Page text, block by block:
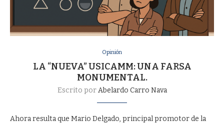
Opinión
LA “NUEVA” USICAMM: UNA FARSA
MONUMENTAL.
Escrito porAbelardo Carro Nava
Ahora resulta que Mario Delgado, principal promotor de la